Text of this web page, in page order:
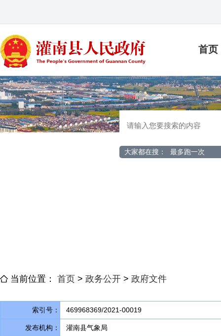
首页
大家都在搜： 最多跑一次
当前位置： 首页 > 政务公开 > 政府文件
索引号： 469968369/2021-00019
发布机构： 灌南县气象局